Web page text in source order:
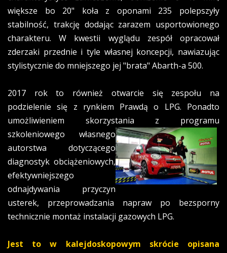
większe bo 20" koła z oponami 235 polepszyły
stabilność, trakcję dodając zarazem usportowionego
charakteru. W kwestii wyglądu zespół opracował
zderzaki przednie i tyle własnej koncepcji, nawiazując
stylistycznie do mniejszego jej "brata" Abarth-a 500.
2017 rok to również otwarcie się zespołu na
podzielenie się z rynkiem Prawdą o LPG. Ponadto
umożliwieniem skorzystania z programu
szkoleniowego własnego
autorstwa dotyczącego
diagnostyk obciążeniowych,
efektywniejszego
odnajdywania przyczyn
usterek, przeprowadzania napraw po bezsporny
technicznie montaż instalacji gazowych LPG.
Jest to w kalejdoskopowym skrócie opisana